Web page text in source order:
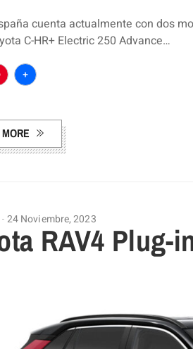
cuenta actualmente con dos
C-HR+ Electric 250 Advance…
Compartir
24 Noviembre, 2023
RAV4 Plug-